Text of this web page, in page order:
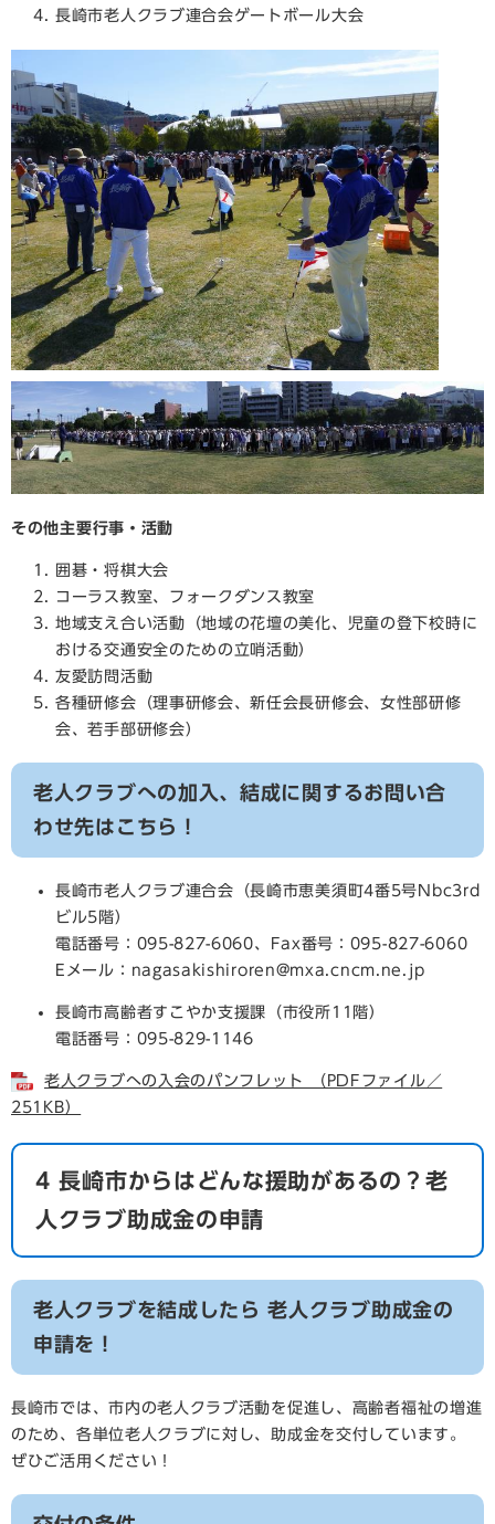
長崎市老人クラブ連合会ゲートボール大会
その他主要行事・活動
囲碁・将棋大会
コーラス教室、フォークダンス教室
地域支え合い活動（地域の花壇の美化、児童の登下校時に
おける交通安全のための立哨活動）
友愛訪問活動
各種研修会（理事研修会、新任会長研修会、女性部研修
会、若手部研修会）
老人クラブへの加入、結成に関するお問い合
わせ先はこちら！
長崎市老人クラブ連合会（長崎市恵美須町4番5号Nbc3rd
ビル5階）
電話番号：095-827-6060、Fax番号：095-827-6060
Eメール：nagasakishiroren@mxa.cncm.ne.jp
長崎市高齢者すこやか支援課（市役所11階）
電話番号：095-829-1146
老人クラブへの入会のパンフレット （PDFファイル／
251KB）
4 長崎市からはどんな援助があるの？老
人クラブ助成金の申請
老人クラブを結成したら 老人クラブ助成金の
申請を！
長崎市では、市内の老人クラブ活動を促進し、高齢者福祉の増進
のため、各単位老人クラブに対し、助成金を交付しています。
ぜひご活用ください！